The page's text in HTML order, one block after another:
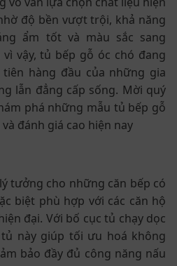
độ bền vượt trội, khả năng
ẩm tốt và màu sắc sang
vậy, tủ bếp gỗ óc chó đang
hàng đầu của những gia
lẫn đẳng cấp sống. Mời quý
phá những mẫu tủ bếp gỗ
đánh giá cao hiện nay
tưởng cho những căn bếp có
biệt phù hợp với các căn hộ
đại. Với bố cục tủ chạy dọc
này giúp tối ưu hoá không
bảo đầy đủ công năng nấu